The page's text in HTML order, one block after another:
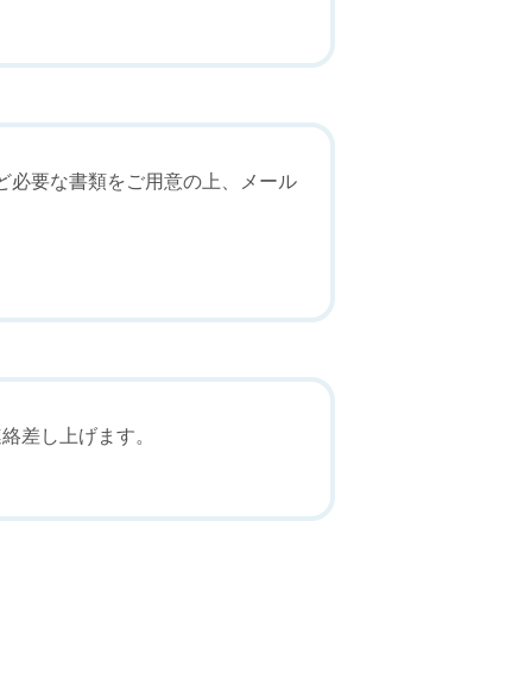
必要な書類をご用意の上、メール
差し上げます。